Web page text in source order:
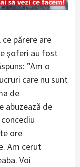
părere are
șoferi au fost
”Am o
care nu sunt
de
abuzează de
ore
Am cerut
Voi